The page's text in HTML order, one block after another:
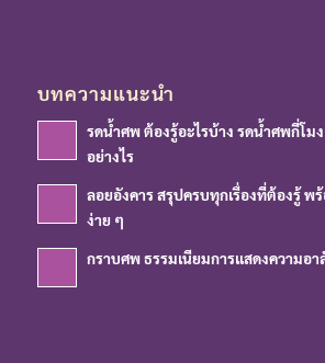
บทความแนะนำ
รดน้ำศพ ต้องรู้อะไรบ้าง รดน้ำศพกี่โม
อย่างไร
ลอยอังคาร สรุปครบทุกเรื่องที่ต้องรู้ พ
ง่าย ๆ
กราบศพ ธรรมเนียมการแสดงความอ